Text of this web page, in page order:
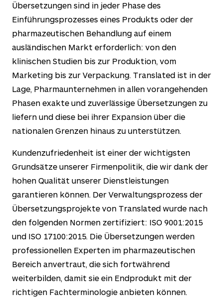
Übersetzungen sind in jeder Phase des
Einführungsprozesses eines Produkts oder der
pharmazeutischen Behandlung auf einem
ausländischen Markt erforderlich: von den
klinischen Studien bis zur Produktion, vom
Marketing bis zur Verpackung. Translated ist in der
Lage, Pharmaunternehmen in allen vorangehenden
Phasen exakte und zuverlässige Übersetzungen zu
liefern und diese bei ihrer Expansion über die
nationalen Grenzen hinaus zu unterstützen.
Kundenzufriedenheit ist einer der wichtigsten
Grundsätze unserer Firmenpolitik, die wir dank der
hohen Qualität unserer Dienstleistungen
garantieren können. Der Verwaltungsprozess der
Übersetzungsprojekte von Translated wurde nach
den folgenden Normen zertifiziert: ISO 9001:2015
und ISO 17100:2015. Die Übersetzungen werden
professionellen Experten im pharmazeutischen
Bereich anvertraut, die sich fortwährend
weiterbilden, damit sie ein Endprodukt mit der
richtigen Fachterminologie anbieten können.